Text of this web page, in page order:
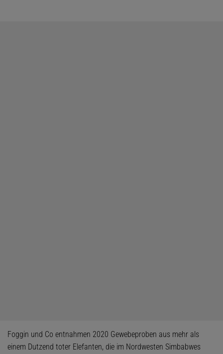
Foggin und Co entnahmen 2020 Gewebeproben aus mehr als
einem Dutzend toter Elefanten, die im Nordwesten Simbabwes